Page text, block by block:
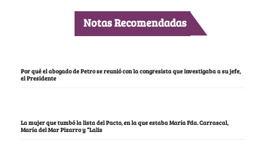
Notas Recomendadas
Por qué el abogado de Petro se reunió con la congresista que investigaba a su jefe,
el Presidente
La mujer que tumbó la lista del Pacto, en la que estaba María Fda. Carrascal,
María del Mar Pizarro y “Lalis